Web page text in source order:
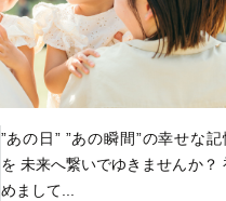
”あの日” ”あの瞬間”の幸せな記
を 未来へ繋いでゆきませんか？
めまして...